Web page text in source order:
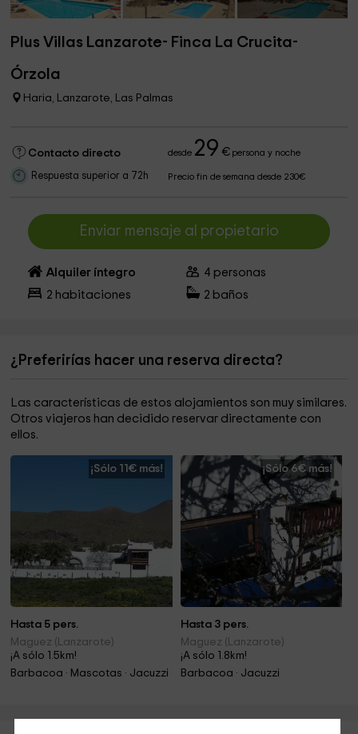
Plus Villas Lanzarote- Finca La Crucita-
Órzola
Haria, Lanzarote, Las Palmas
Contacto directo desde 29 €persona y noche
Respuesta superior a 72h Precio fin de semana desde 230€
Enviar mensaje al propietario
Alquiler íntegro 4 personas
2 habitaciones 2 baños
¿Preferirías hacer una reserva directa?
Las características de estos alojamientos son muy similares.
Otros viajeros han decidido reservar directamente con
ellos.
¡Sólo 11€ más!
Hasta 5 pers.
Maguez (Lanzarote)
¡A sólo 1.5km!
Barbacoa · Mascotas · Jacuzzi
¡Sólo 6€ más!
Hasta 3 pers.
Maguez (Lanzarote)
¡A sólo 1.8km!
Barbacoa · Jacuzzi